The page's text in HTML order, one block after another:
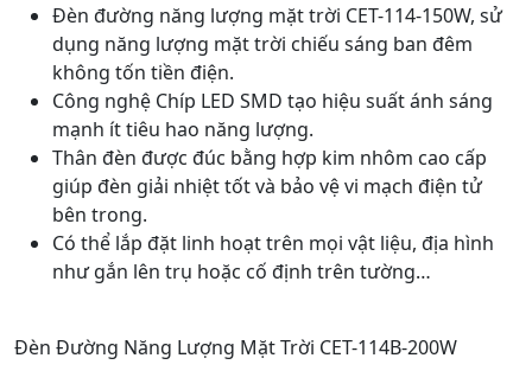
Đèn đường năng lượng mặt trời CET-114-150W, sử
dụng năng lượng mặt trời chiếu sáng ban đêm
không tốn tiền điện.
Công nghệ Chíp LED SMD tạo hiệu suất ánh sáng
mạnh ít tiêu hao năng lượng.
Thân đèn được đúc bằng hợp kim nhôm cao cấp
giúp đèn giải nhiệt tốt và bảo vệ vi mạch điện tử
bên trong.
Có thể lắp đặt linh hoạt trên mọi vật liệu, địa hình
như gắn lên trụ hoặc cố định trên tường…
Đèn Đường Năng Lượng Mặt Trời CET-114B-200W